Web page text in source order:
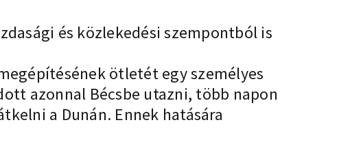
és közlekedési szempontból is
ötletét egy személyes
azonnal Bécsbe utazni, több napon
a Dunán. Ennek hatására